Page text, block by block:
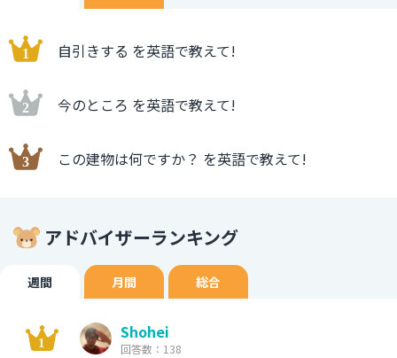
自引きする を英語で教えて!
今のところ を英語で教えて!
この建物は何ですか？ を英語で教えて!
アドバイザーランキング
週間 月間 総合
Shohei
回答数：138